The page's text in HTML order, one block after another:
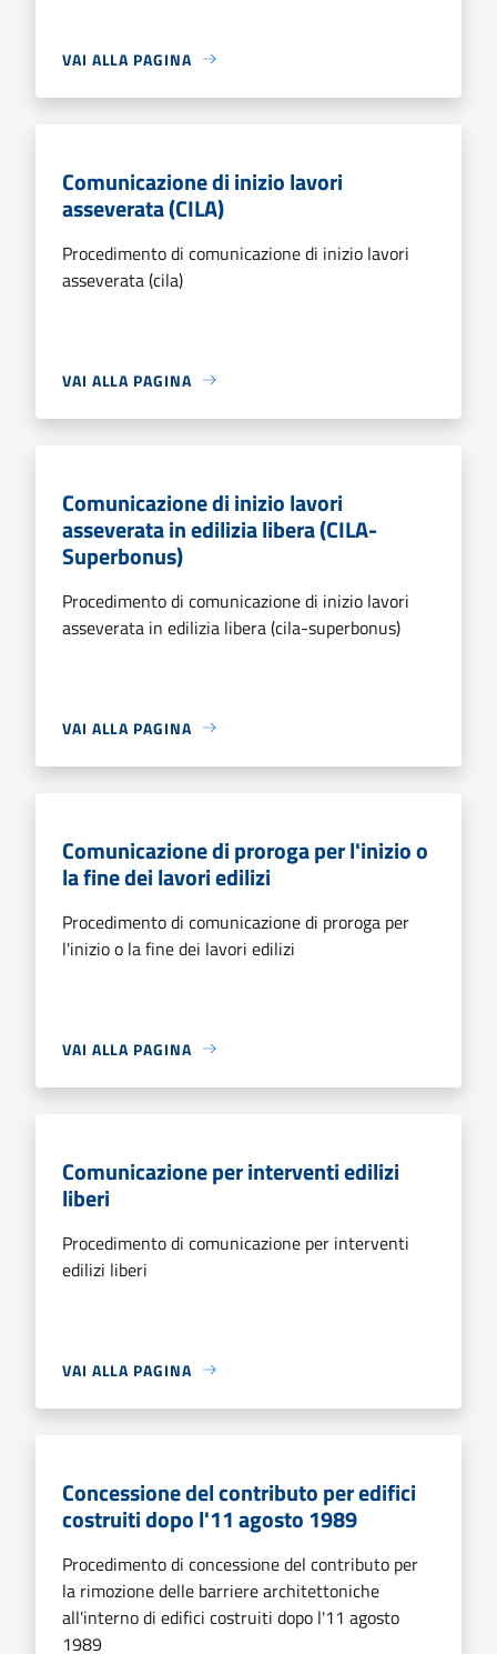
VAI ALLA PAGINA
Comunicazione di inizio lavori
asseverata (CILA)
Procedimento di comunicazione di inizio lavori
asseverata (cila)
VAI ALLA PAGINA
Comunicazione di inizio lavori
asseverata in edilizia libera (CILA-
Superbonus)
Procedimento di comunicazione di inizio lavori
asseverata in edilizia libera (cila-superbonus)
VAI ALLA PAGINA
Comunicazione di proroga per l'inizio o
la fine dei lavori edilizi
Procedimento di comunicazione di proroga per
l'inizio o la fine dei lavori edilizi
VAI ALLA PAGINA
Comunicazione per interventi edilizi
liberi
Procedimento di comunicazione per interventi
edilizi liberi
VAI ALLA PAGINA
Concessione del contributo per edifici
costruiti dopo l'11 agosto 1989
Procedimento di concessione del contributo per
la rimozione delle barriere architettoniche
all'interno di edifici costruiti dopo l'11 agosto
1989